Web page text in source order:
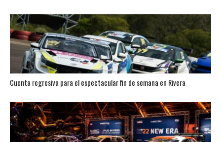
Cuenta regresiva para el espectacular fin de semana en Rivera